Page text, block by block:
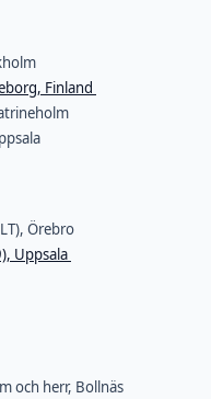
Finland
Örebro
Uppsala
och herr, Bollnäs